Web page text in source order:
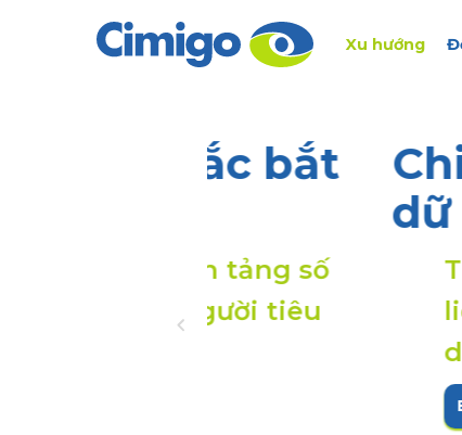
Xu hướng
Chiến
dữ liệu
Trải nghiệm
liệu tích hợp